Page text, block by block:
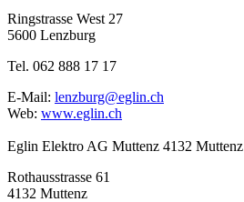
Ringstrasse West 27
5600 Lenzburg
Tel. 062 888 17 17
E-Mail: lenzburg@eglin.ch
Web: www.eglin.ch
Eglin Elektro AG Muttenz 4132 Muttenz
Rothausstrasse 61
4132 Muttenz